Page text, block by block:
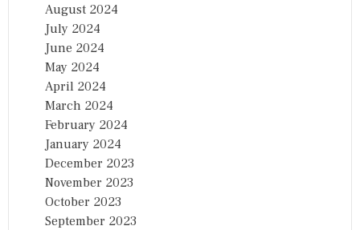
August 2024
July 2024
June 2024
May 2024
April 2024
March 2024
February 2024
January 2024
December 2023
November 2023
October 2023
September 2023